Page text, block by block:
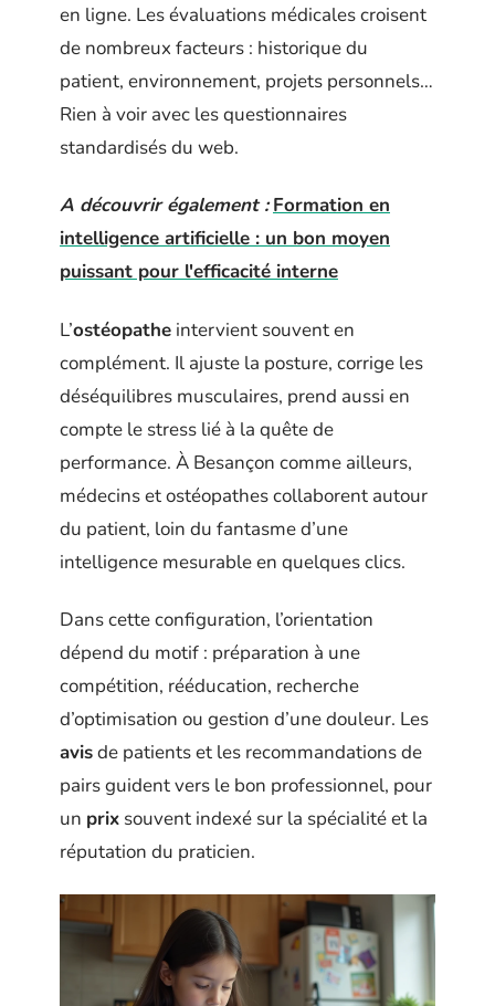
en ligne. Les évaluations médicales croisent
de nombreux facteurs : historique du
patient, environnement, projets personnels…
Rien à voir avec les questionnaires
standardisés du web.
A découvrir également : Formation en
intelligence artificielle : un bon moyen
puissant pour l'efficacité interne
L’ostéopathe intervient souvent en
complément. Il ajuste la posture, corrige les
déséquilibres musculaires, prend aussi en
compte le stress lié à la quête de
performance. À Besançon comme ailleurs,
médecins et ostéopathes collaborent autour
du patient, loin du fantasme d’une
intelligence mesurable en quelques clics.
Dans cette configuration, l’orientation
dépend du motif : préparation à une
compétition, rééducation, recherche
d’optimisation ou gestion d’une douleur. Les
avisde patients et les recommandations de
pairs guident vers le bon professionnel, pour
un prix souvent indexé sur la spécialité et la
réputation du praticien.